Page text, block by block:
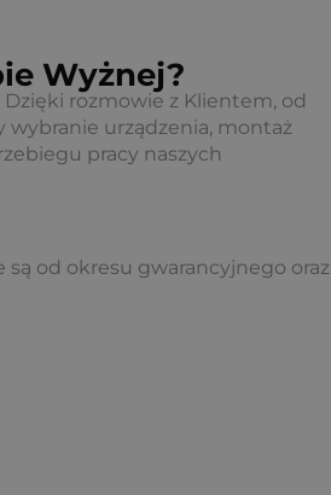
Wyżnej?
rozmowie z Klientem, od
wybranie urządzenia, montaż
pracy naszych
od okresu gwarancyjnego oraz